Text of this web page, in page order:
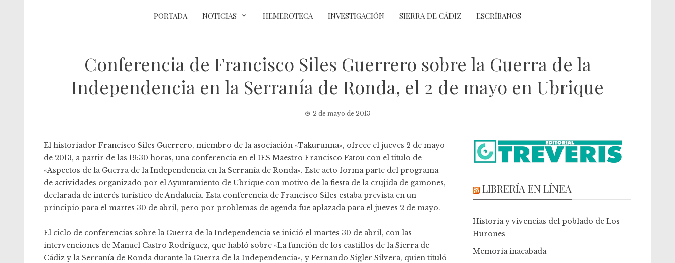
PORTADA NOTICIAS HEMEROTECA INVESTIGACIÓN SIERRA DE CÁDIZ ESCRÍBANOS
Conferencia de Francisco Siles Guerrero sobre la Guerra de la
Independencia en la Serranía de Ronda, el 2 de mayo en Ubrique
2 de mayo de 2013
El historiador Francisco Siles Guerrero, miembro de la asociación «Takurunna«, ofrece el jueves 2 de mayo
de 2013, a partir de las 19:30 horas, una conferencia en el IES Maestro Francisco Fatou con el título de
«Aspectos de la Guerra de la Independencia en la Serranía de Ronda». Este acto forma parte del programa
de actividades organizado por el Ayuntamiento de Ubrique con motivo de la fiesta de la crujida de gamones,
declarada de interés turístico de Andalucía. Esta conferencia de Francisco Siles estaba prevista en un
principio para el martes 30 de abril, pero por problemas de agenda fue aplazada para el jueves 2 de mayo.
El ciclo de conferencias sobre la Guerra de la Independencia se inició el martes 30 de abril, con las
intervenciones de Manuel Castro Rodríguez, que habló sobre «La función de los castillos de la Sierra de
Cádiz y la Serranía de Ronda durante la Guerra de la Independencia», y Fernando Sígler Silvera, quien tituló
LIBRERÍA EN LÍNEA
Historia y vivencias del poblado de Los
Hurones
Memoria inacabada